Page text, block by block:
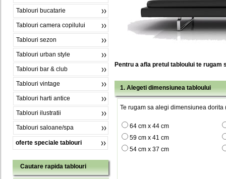
Tablouri bucatarie
Tablouri camera copilului
Tablouri sezon
Tablouri urban style
Tablouri bar & club
Tablouri vintage
Tablouri harti antice
Tablouri ilustratii
Tablouri saloane/spa
oferte speciale tablouri
Cautare rapida tablouri
Pentru a afla pretul tabloului te rugam
1. Alegeti dimensiunea tabloului
Te rugam sa alegi dimensiunea dorita
64 cm x 44 cm
59 cm x 41 cm
54 cm x 37 cm